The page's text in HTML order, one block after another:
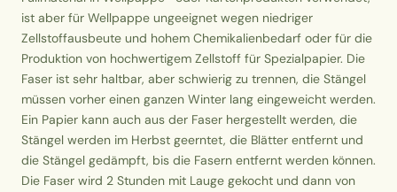
ist aber für Wellpappe ungeeignet wegen niedriger
Zellstoffausbeute und hohem Chemikalienbedarf oder für die
Produktion von hochwertigem Zellstoff für Spezialpapier. Die
Faser ist sehr haltbar, aber schwierig zu trennen, die Stängel
müssen vorher einen ganzen Winter lang eingeweicht werden.
Ein Papier kann auch aus der Faser hergestellt werden, die
Stängel werden im Herbst geerntet, die Blätter entfernt und
die Stängel gedämpft, bis die Fasern entfernt werden können.
Die Faser wird 2 Stunden mit Lauge gekocht und dann von